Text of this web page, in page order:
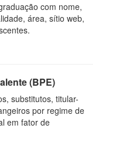
com nome,
área, sítio web,
(BPE)
substitutos, titular-
por regime de
em fator de